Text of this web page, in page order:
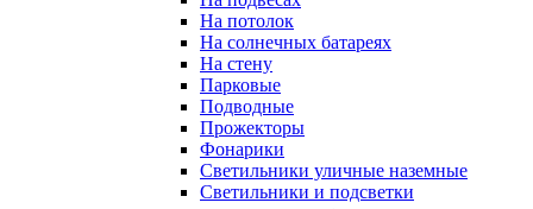
На потолок
На солнечных батареях
На стену
Парковые
Подводные
Прожекторы
Фонарики
Светильники уличные наземные
Светильники и подсветки